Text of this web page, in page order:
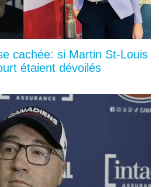
cachée: si Martin St-Louis
étaient dévoilés